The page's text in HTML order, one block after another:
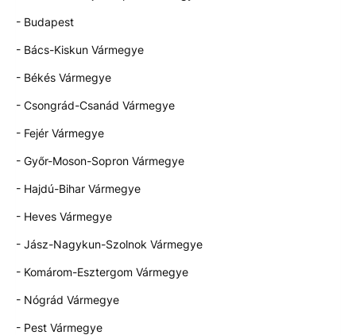
- Budapest
- Bács-Kiskun Vármegye
- Békés Vármegye
- Csongrád-Csanád Vármegye
- Fejér Vármegye
- Győr-Moson-Sopron Vármegye
- Hajdú-Bihar Vármegye
- Heves Vármegye
- Jász-Nagykun-Szolnok Vármegye
- Komárom-Esztergom Vármegye
- Nógrád Vármegye
- Pest Vármegye